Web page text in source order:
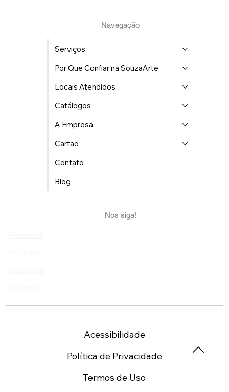
Navegação
Serviços
Por Que Confiar na SouzaArte.
Locais Atendidos
Catálogos
A Empresa
Cartão
Contato
Blog
Nos siga!
Acessibilidade
Política de Privacidade
Termos de Uso